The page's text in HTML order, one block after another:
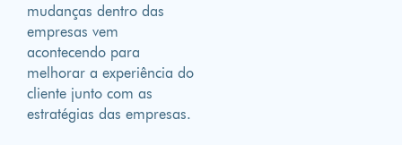
mudanças dentro das
empresas vem
acontecendo para
melhorar a experiência do
cliente junto com as
estratégias das empresas.